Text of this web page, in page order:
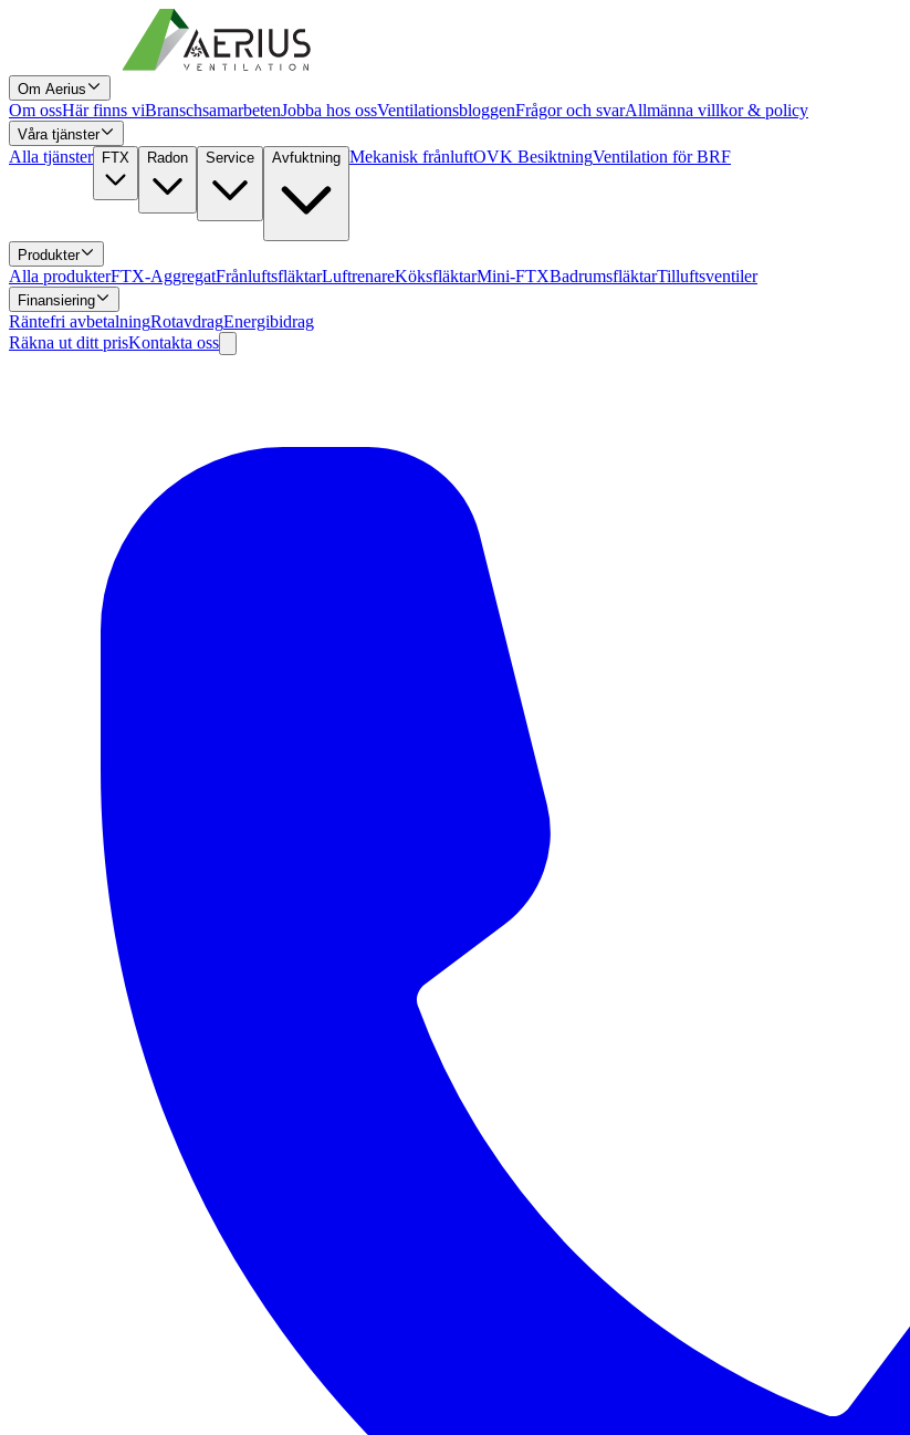
Om Aerius
Om ossHär finns viBranschsamarbetenJobba hos ossVentilationsbloggenFrågor och svarAllmänna villkor & policy
Våra tjänster
Alla tjänster FTX Radon Service Avfuktning Mekanisk frånluftOVK BesiktningVentilation för BRF
Produkter
Alla produkterFTX-AggregatFrånluftsfläktarLuftrenareKöksfläktarMini-FTXBadrumsfläktarTilluftsventiler
Finansiering
Räntefri avbetalningRotavdragEnergibidrag
Räkna ut ditt prisKontakta oss